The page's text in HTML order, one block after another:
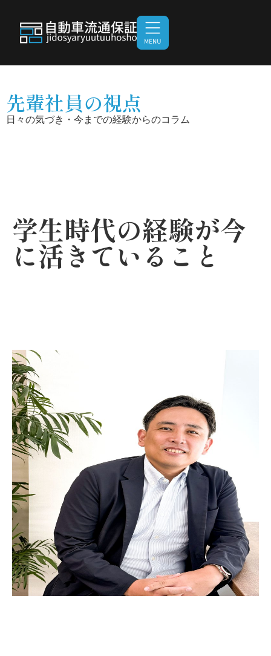
先輩社員の視点
日々の気づき・今までの経験からのコラム
学生時代の経験が今
に活きていること